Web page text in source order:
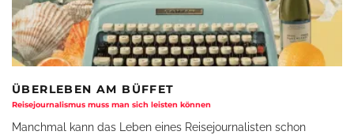
ÜBERLEBEN AM BÜFFET
Reisejournalismus muss man sich leisten können
Manchmal kann das Leben eines Reisejournalisten schon